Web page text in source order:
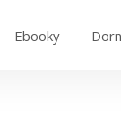
Ebooky